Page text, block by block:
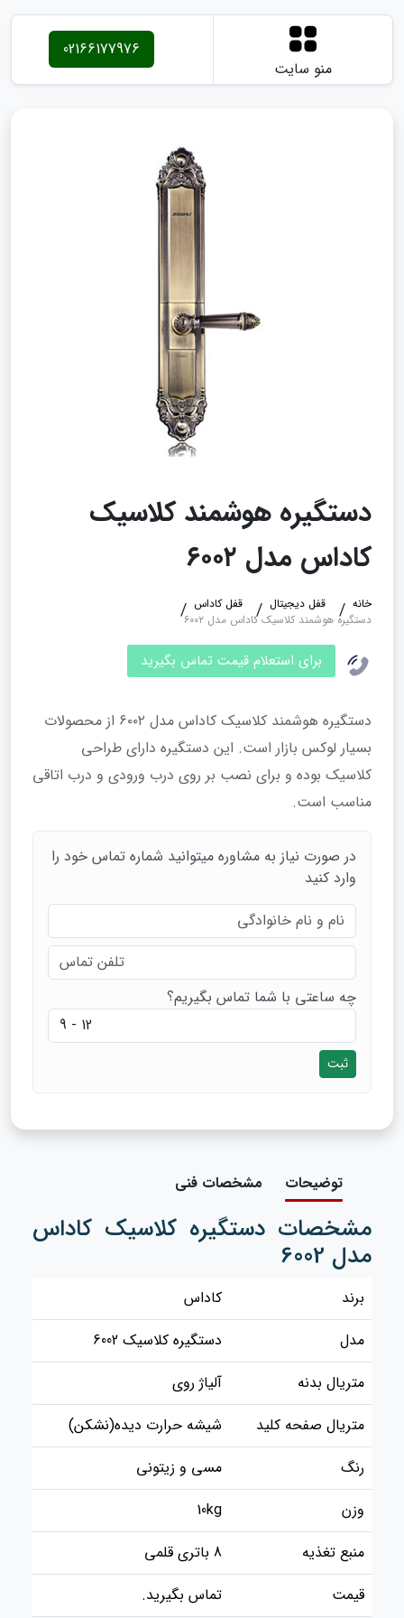
منو سایت
02166177976
دستگیره هوشمند کلاسیک
کاداس مدل ۶۰۰۲
خانه قفل دیجیتال
قفل کاداس
دستگیره هوشمند کلاسیک کاداس مدل ۶۰۰۲
برای استعلام قیمت تماس بگیرید
دستگیره هوشمند کلاسیک کاداس مدل ۶۰۰۲ از محصولات
بسیار لوکس بازار است. این دستگیره دارای طراحی
کلاسیک بوده و برای نصب بر روی درب ورودی و درب اتاقی
مناسب است.
در صورت نیاز به مشاوره میتوانید شماره تماس خود را
وارد کنید
چه ساعتی با شما تماس بگیریم؟
ثبت
توضیحات مشخصات فنی
مشخصات دستگیره کلاسیک کاداس
مدل 6002
برند
کاداس
مدل
دستگیره کلاسیک 6002
متریال بدنه
آلیاژ روی
متریال صفحه کلید
شیشه حرارت دیده(نشکن)
رنگ
مسی و زیتونی
وزن
10kg
منبع تغذیه
8 باتری قلمی
قیمت
تماس بگیرید.